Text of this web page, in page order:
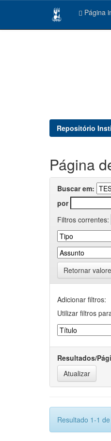
Página
Repositório
Página
Buscar em:
por
Filtros correntes:
Retornar
Adicionar filtros:
Utilizar filtros
Resultados/
Resultado 1-1